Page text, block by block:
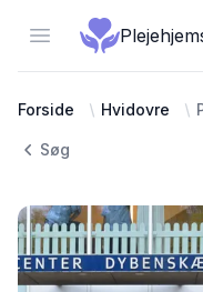
Open menu
Forside Hvidovre
Søg